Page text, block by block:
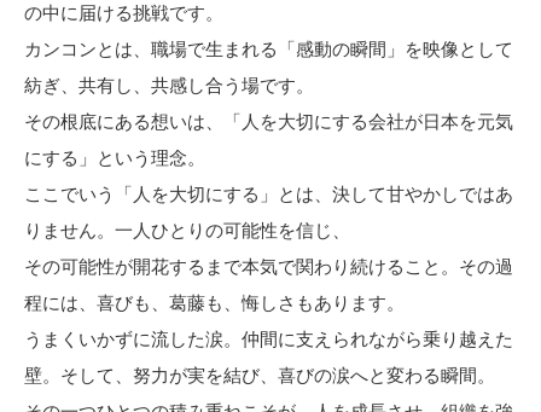
の中に届ける挑戦です。
カンコンとは、職場で生まれる「感動の瞬間」を映像として
紡ぎ、共有し、共感し合う場です。
その根底にある想いは、「人を大切にする会社が日本を元気
にする」という理念。
ここでいう「人を大切にする」とは、決して甘やかしではあ
りません。一人ひとりの可能性を信じ、
その可能性が開花するまで本気で関わり続けること。その過
程には、喜びも、葛藤も、悔しさもあります。
うまくいかずに流した涙。仲間に支えられながら乗り越えた
壁。そして、努力が実を結び、喜びの涙へと変わる瞬間。